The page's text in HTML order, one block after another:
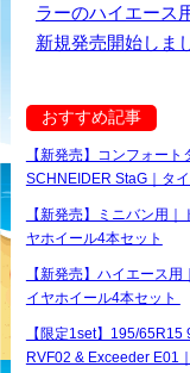
ラーのハイエース
新規発売開始しま
おすすめ記事
【新発売】コンフォー
SCHNEIDER StaG｜タ
【新発売】ミニバン用
ヤホイール4本セット
【新発売】ハイエース
イヤホイール4本セット
【限定1set】195/
RVF02 & Exceeder E01